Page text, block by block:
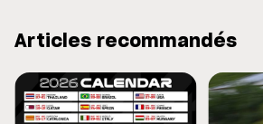
Articles recommandés